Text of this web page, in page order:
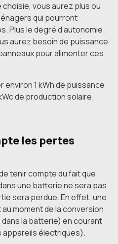
vous aurez plus ou
qui pourront
Plus le degré d’autonomie
aurez besoin de puissance
pour alimenter ces
environ 1 kWh de puissance
de production solaire.
les pertes
tenir compte du fait que
une batterie ne sera pas
sera perdue. En effet, une
moment de la conversion
la batterie) en courant
appareils électriques).